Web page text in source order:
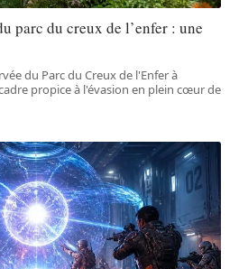
parc du creux de l’enfer : une
du Parc du Creux de l'Enfer à
propice à l'évasion en plein cœur de